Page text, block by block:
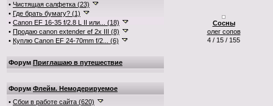
• Чистящая салфетка (23)
• Где брать бумагу? (1)
• Canon EF 16-35 f/2.8 L II или... (18)
• Продаю canon extender ef 2x III (8)
• Куплю Canon EF 24-70mm f/2... (6)
Форум Приглашаю в путешествие
Форум Флейм. Немодерируемое
• Сбои в работе сайта (620)
Сосны
олег сопов
4 / 15 / 155